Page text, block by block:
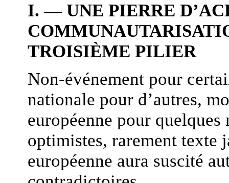
I. — UNE PIERRE
TROISIÈME PILIER
Non-événement pour
nationale pour d’autres,
européenne pour
optimistes, rarement texte
européenne aura suscité